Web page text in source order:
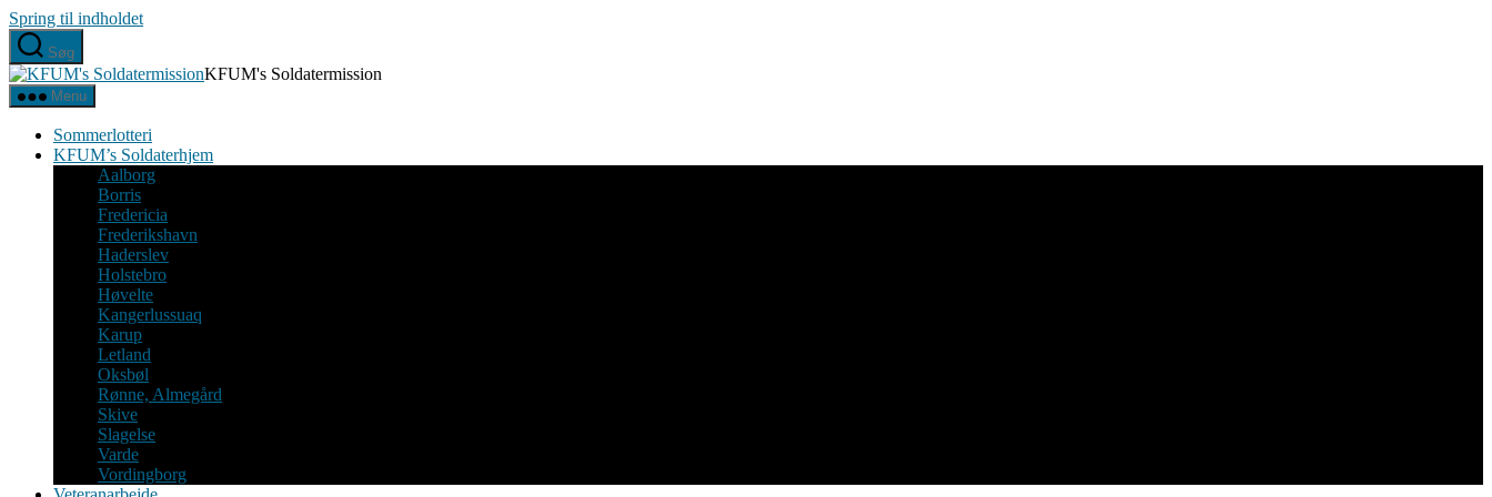
Spring til indholdet
Søg
KFUM's Soldatermission
Menu
Sommerlotteri
KFUM’s Soldaterhjem
Aalborg
Borris
Fredericia
Frederikshavn
Haderslev
Holstebro
Høvelte
Kangerlussuaq
Karup
Letland
Oksbøl
Rønne, Almegård
Skive
Slagelse
Varde
Vordingborg